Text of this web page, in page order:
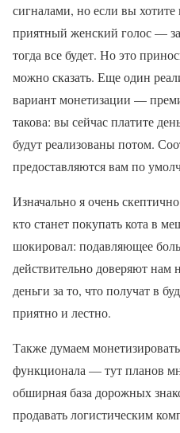
сигналами, но если вы
приятный женский голос —
тогда все будет. Но это
можно сказать. Еще один
вариант монетизации —
такова: вы сейчас платите
будут реализованы потом.
предоставляются вам по
Изначально я очень
кто станет покупать кота в
шокировал: подавляющее
действительно доверяют нам
деньги за то, что получат в
приятно и лестно.
Также думаем
функционала — тут планов
обширная база дорожных
продавать логистическим